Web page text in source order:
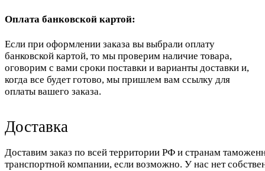
Оплата банковской картой:
Если при оформлении заказа вы выбрали оплату
банковской картой, то мы проверим наличие товара,
оговорим с вами сроки поставки и варианты доставки и,
когда все будет готово, мы пришлем вам ссылку для
оплаты вашего заказа.
Доставка
Доставим заказ по всей территории РФ и странам
транспортной компании, если возможно. У нас нет